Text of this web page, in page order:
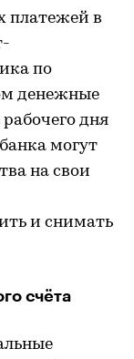
платежей в
по
денежные
дня
могут
на свои
и снимать
счёта